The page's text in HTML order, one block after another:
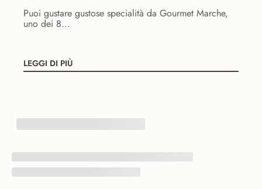
Puoi gustare gustose specialità da Gourmet Marche,
uno dei 8...
LEGGI DI PIÙ